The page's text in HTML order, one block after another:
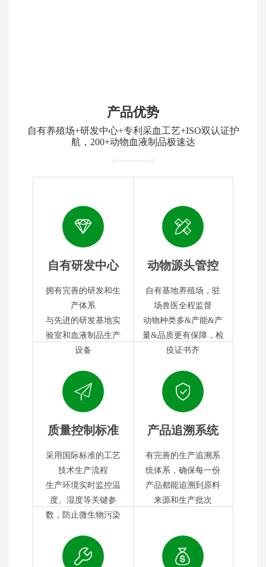
产品优势
自有养殖场+研发中心+专利采血工艺+ISO双认证护
航，200+动物血液制品极速达
自有研发中心
拥有完善的研发和生
产体系
与先进的研发基地实
验室和血液制品生产
设备
动物源头管控
自有基地养殖场，驻
场兽医全程监督
动物种类多&产能&产
量&品质更有保障，检
疫证书齐
质量控制标准
采用国际标准的工艺
技术生产流程
生产环境实时监控温
度、湿度等关键参
数，防止微生物污染
产品追溯系统
有完善的生产追溯系
统体系，确保每一份
产品都能追溯到原料
来源和生产批次